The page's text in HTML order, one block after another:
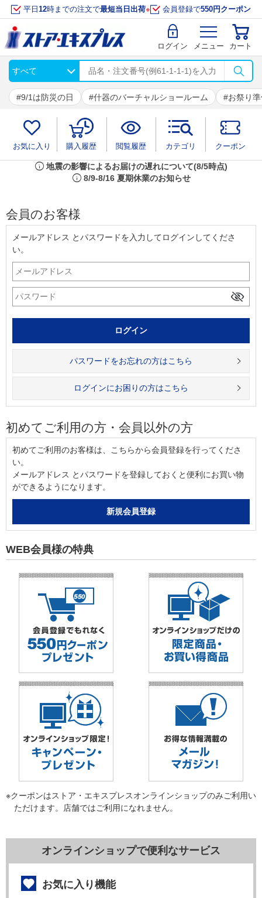
平日 12時までの注文で最短当日出荷※ 会員登録で550円クーポン
ログイン メニュー カート
9/1は防災の日 什器のバーチャルショールーム お祭り
お気に入り 購入履歴 閲覧履歴 カテゴリ クーポン
info 地震の影響によるお届けの遅れについて(8/5時点)
info 8/9-8/16 夏期休業のお知らせ
会員のお客様
メールアドレス とパスワードを入力してログインしてくださ
い。
パスワードをお忘れの方はこちら
ログインにお困りの方はこちら
初めてご利用の方・会員以外の方
初めてご利用のお客様は、こちらから会員登録を行ってくださ
い。
メールアドレス とパスワードを登録しておくと便利にお買い物
ができるようになります。
WEB会員様の特典
※クーポンはストア・エキスプレスオンラインショップのみご利用い
ただけます。店舗ではご利用になれません。
オンラインショップで便利なサービス
お気に入り機能